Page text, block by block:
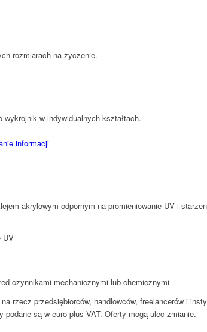
rozmiarach na życzenie.
w indywidualnych kształtach.
informacji
akrylowym odpornym na promieniowanie UV i
UV
czynnikami mechanicznymi lub chemicznymi
rzecz przedsiębiorców, handlowców, freelancerów i
są w euro plus VAT. Oferty mogą ulec zmianie.